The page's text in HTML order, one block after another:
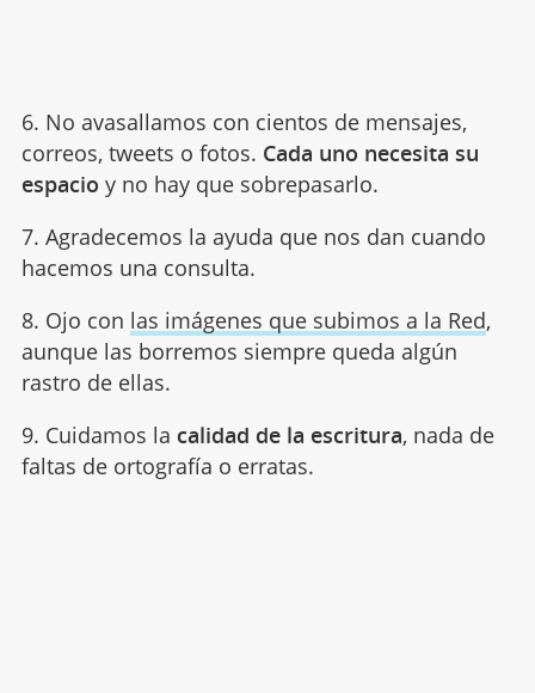
6. No avasallamos con cientos de mensajes,
correos, tweets o fotos. Cada uno necesita su
espacio y no hay que sobrepasarlo.
7. Agradecemos la ayuda que nos dan cuando
hacemos una consulta.
8. Ojo con las imágenes que subimos a la Red,
aunque las borremos siempre queda algún
rastro de ellas.
9. Cuidamos la calidad de la escritura, nada de
faltas de ortografía o erratas.